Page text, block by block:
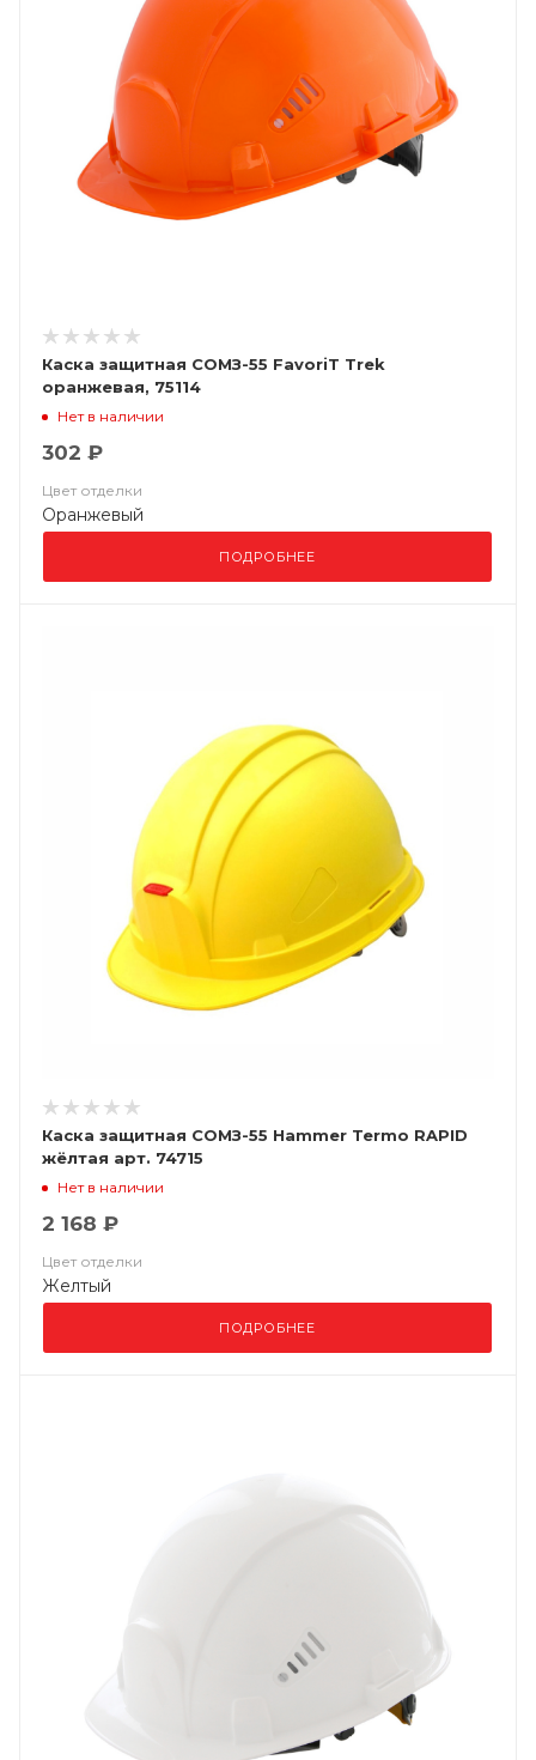
Каска защитная СОМЗ-55 FavoriT Trek
оранжевая, 75114
Нет в наличии
302 ₽
Цвет отделки
Оранжевый
ПОДРОБНЕЕ
Каска защитная СОМЗ-55 Hammer Termo RAPID
жёлтая арт. 74715
Нет в наличии
2 168 ₽
Цвет отделки
Желтый
ПОДРОБНЕЕ